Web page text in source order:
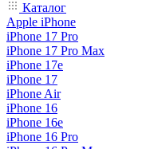
Каталог
Apple iPhone
iPhone 17 Pro
iPhone 17 Pro Max
iPhone 17e
iPhone 17
iPhone Air
iPhone 16
iPhone 16e
iPhone 16 Pro